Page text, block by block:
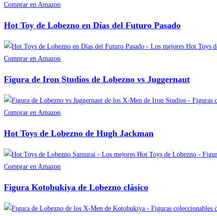
Comprar en Amazon
Hot Toy de Lobezno en Días del Futuro Pasado
Comprar en Amazon
Figura de Iron Studios de Lobezno vs Juggernaut
Comprar en Amazon
Hot Toys de Lobezno de Hugh Jackman
Comprar en Amazon
Figura Kotobukiya de Lobezno clásico